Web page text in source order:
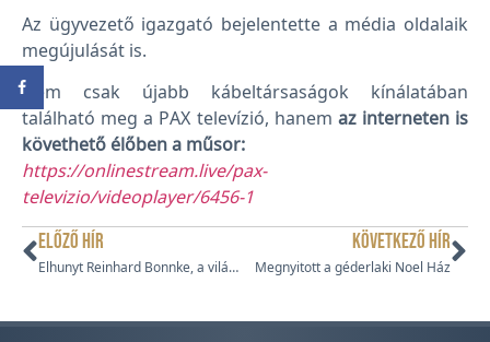
Az ügyvezető igazgató bejelentette a média oldalaik
megújulását is.
Nem csak újabb kábeltársaságok kínálatában
található meg a PAX televízió, hanem az interneten is
követhető élőben a műsor:
https://onlinestream.live/pax-
televizio/videoplayer/6456-1
ELŐZŐ HÍR
Elhunyt Reinhard Bonnke, a világhírű pünkösdi evangélista
KÖVETKEZŐ HÍR
Megnyitott a géderlaki Noel Ház